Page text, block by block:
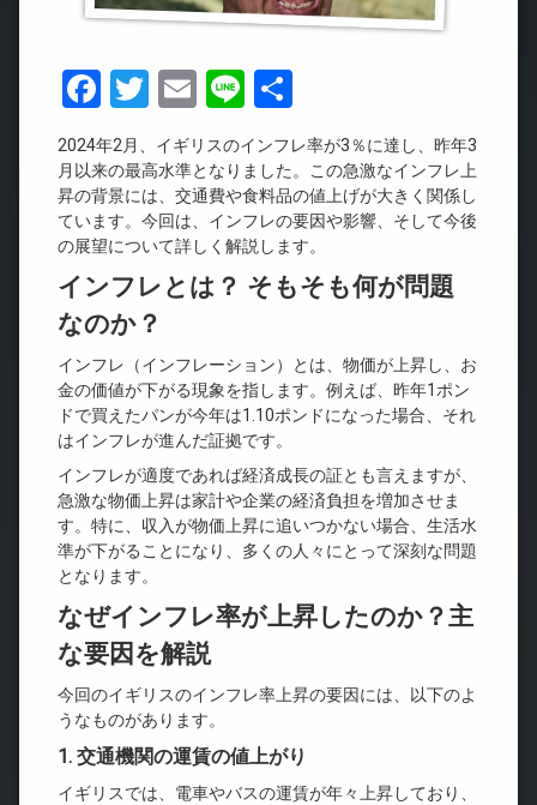
Facebook
Twitter
Email
Line
有
2024年2月、イギリスのインフレ率が3％に達し、昨年3
月以来の最高水準となりました。この急激なインフレ上
昇の背景には、交通費や食料品の値上げが大きく関係し
ています。今回は、インフレの要因や影響、そして今後
の展望について詳しく解説します。
インフレとは？ そもそも何が問題
なのか？
インフレ（インフレーション）とは、物価が上昇し、お
金の価値が下がる現象を指します。例えば、昨年1ポン
ドで買えたパンが今年は1.10ポンドになった場合、それ
はインフレが進んだ証拠です。
インフレが適度であれば経済成長の証とも言えますが、
急激な物価上昇は家計や企業の経済負担を増加させま
す。特に、収入が物価上昇に追いつかない場合、生活水
準が下がることになり、多くの人々にとって深刻な問題
となります。
なぜインフレ率が上昇したのか？主
な要因を解説
今回のイギリスのインフレ率上昇の要因には、以下のよ
うなものがあります。
1. 交通機関の運賃の値上がり
イギリスでは、電車やバスの運賃が年々上昇しており、